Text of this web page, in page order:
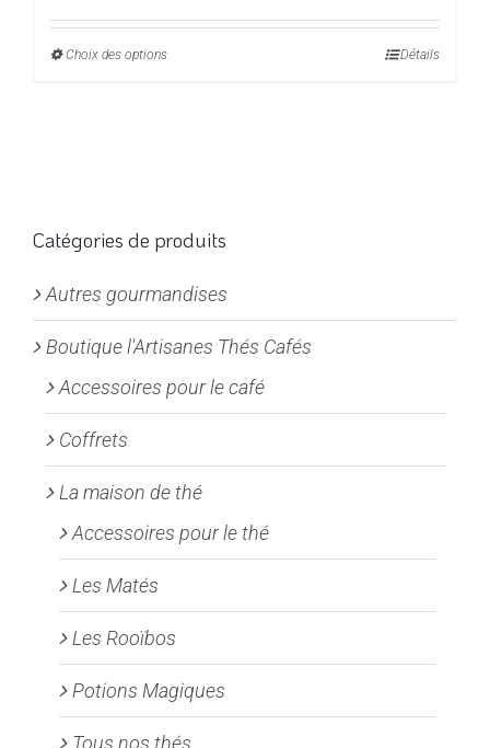
prix :
Choix des optionsCe
options
être
choisies
sur
la
page
produit
Détails
Catégories de produits
Autres gourmandises
Boutique l'Artisanes Thés Cafés
Accessoires pour le café
Coffrets
La maison de thé
Accessoires pour le thé
Les Matés
Les Rooïbos
Potions Magiques
Tous nos thés